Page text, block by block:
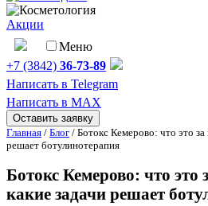
Акции
Меню
+7 (3842) 36-73-89
Написать в Telegram
Написать в MAX
Оставить заявку
Главная / Блог / Ботокс Кемерово: что это
решает ботулинотерапия
Ботокс Кемерово: что это
какие задачи решает